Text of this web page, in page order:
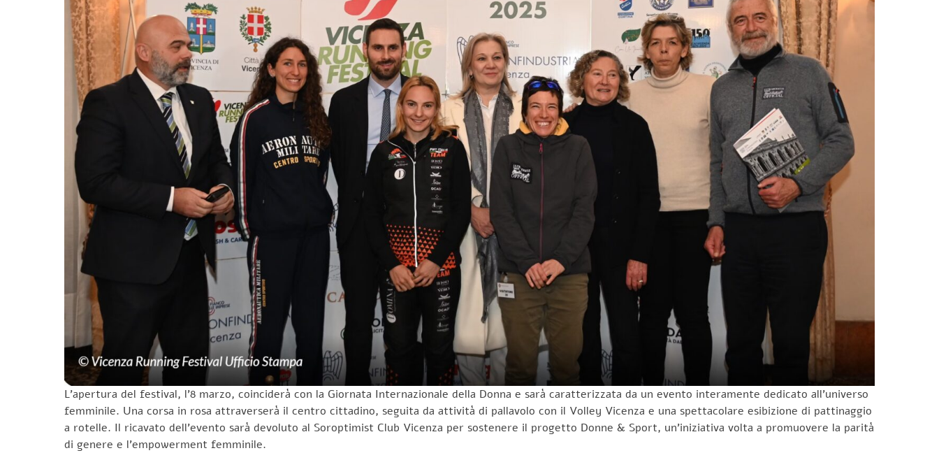
L’apertura del festival, l’8 marzo, coinciderà con la Giornata Internazionale della Donna e sarà caratterizzata da un evento interamente dedicato all’universo
femminile. Una corsa in rosa attraverserà il centro cittadino, seguita da attività di pallavolo con il Volley Vicenza e una spettacolare esibizione di pattinaggio
a rotelle. Il ricavato dell’evento sarà devoluto al Soroptimist Club Vicenza per sostenere il progetto Donne & Sport, un’iniziativa volta a promuovere la parità
di genere e l’empowerment femminile.